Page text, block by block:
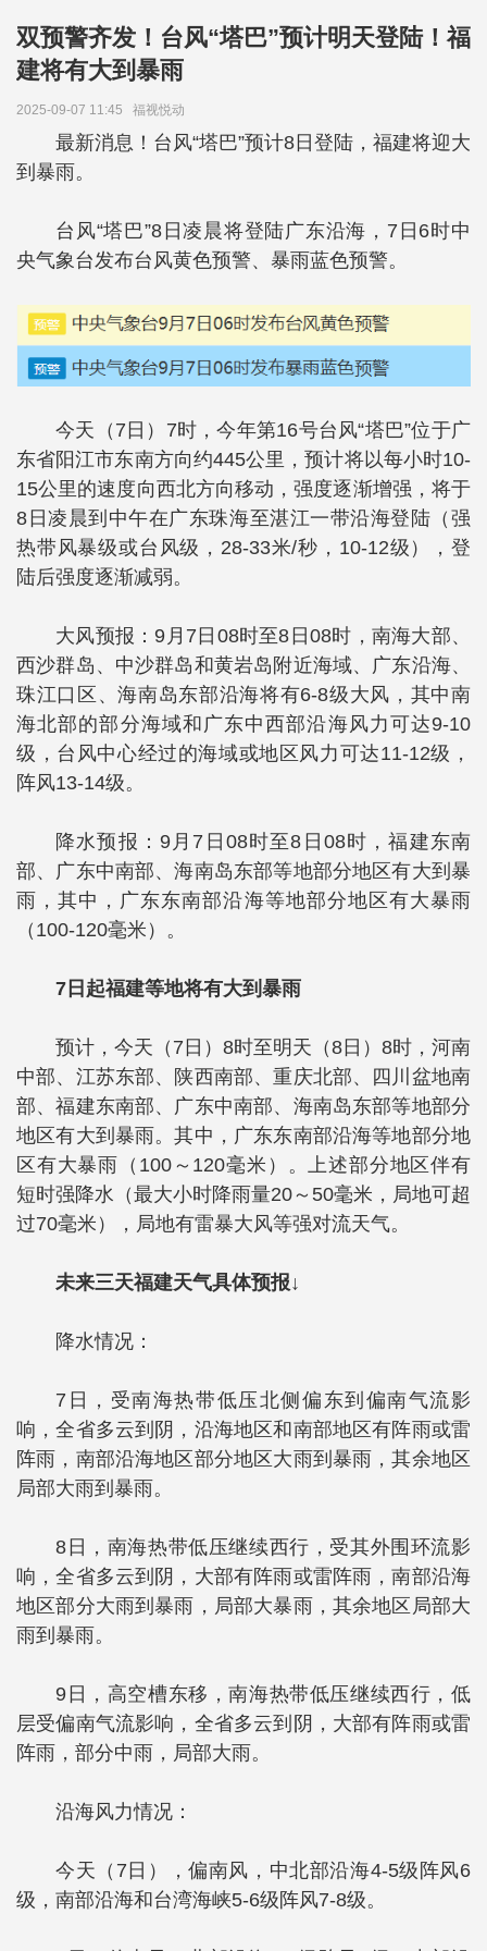
双预警齐发！台风“塔巴”预计明天登陆！福
建将有大到暴雨
2025-09-07 11:45 福视悦动
最新消息！台风“塔巴”预计8日登陆，福建将迎大
到暴雨。
台风“塔巴”8日凌晨将登陆广东沿海，7日6时中
央气象台发布台风黄色预警、暴雨蓝色预警。
今天（7日）7时，今年第16号台风“塔巴”位于广
东省阳江市东南方向约445公里，预计将以每小时10-
15公里的速度向西北方向移动，强度逐渐增强，将于
8日凌晨到中午在广东珠海至湛江一带沿海登陆（强
热带风暴级或台风级，28-33米/秒，10-12级），登
陆后强度逐渐减弱。
大风预报：9月7日08时至8日08时，南海大部、
西沙群岛、中沙群岛和黄岩岛附近海域、广东沿海、
珠江口区、海南岛东部沿海将有6-8级大风，其中南
海北部的部分海域和广东中西部沿海风力可达9-10
级，台风中心经过的海域或地区风力可达11-12级，
阵风13-14级。
降水预报：9月7日08时至8日08时，福建东南
部、广东中南部、海南岛东部等地部分地区有大到暴
雨，其中，广东东南部沿海等地部分地区有大暴雨
（100-120毫米）。
7日起福建等地将有大到暴雨
预计，今天（7日）8时至明天（8日）8时，河南
中部、江苏东部、陕西南部、重庆北部、四川盆地南
部、福建东南部、广东中南部、海南岛东部等地部分
地区有大到暴雨。其中，广东东南部沿海等地部分地
区有大暴雨（100～120毫米）。上述部分地区伴有
短时强降水（最大小时降雨量20～50毫米，局地可超
过70毫米），局地有雷暴大风等强对流天气。
未来三天福建天气具体预报↓
降水情况：
7日，受南海热带低压北侧偏东到偏南气流影
响，全省多云到阴，沿海地区和南部地区有阵雨或雷
阵雨，南部沿海地区部分地区大雨到暴雨，其余地区
局部大雨到暴雨。
8日，南海热带低压继续西行，受其外围环流影
响，全省多云到阴，大部有阵雨或雷阵雨，南部沿海
地区部分大雨到暴雨，局部大暴雨，其余地区局部大
雨到暴雨。
9日，高空槽东移，南海热带低压继续西行，低
层受偏南气流影响，全省多云到阴，大部有阵雨或雷
阵雨，部分中雨，局部大雨。
沿海风力情况：
今天（7日），偏南风，中北部沿海4-5级阵风6
级，南部沿海和台湾海峡5-6级阵风7-8级。